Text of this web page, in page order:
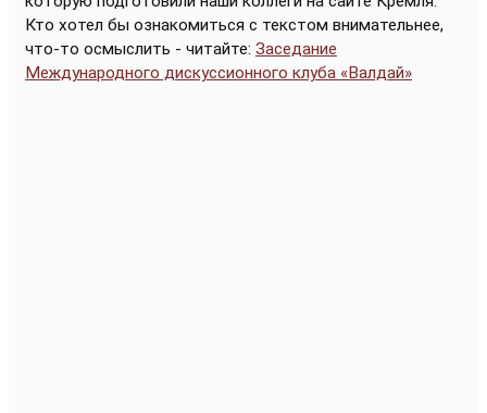
Кто хотел бы ознакомиться с текстом внимательнее,
что-то осмыслить - читайте: Заседание
Международного дискуссионного клуба «Валдай»